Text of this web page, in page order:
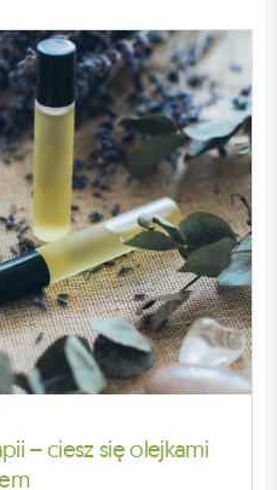
– ciesz się olejkami